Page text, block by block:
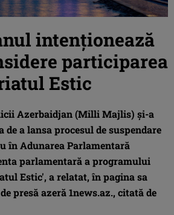
intenţionează
participarea
Estic
Azerbaidjan (Milli Majlis) şi-a
a lansa procesul de suspendare
în Adunarea Parlamentară
parlamentară a programului
Estic', a relatat, în pagina sa
presă azeră 1news.az., citată de